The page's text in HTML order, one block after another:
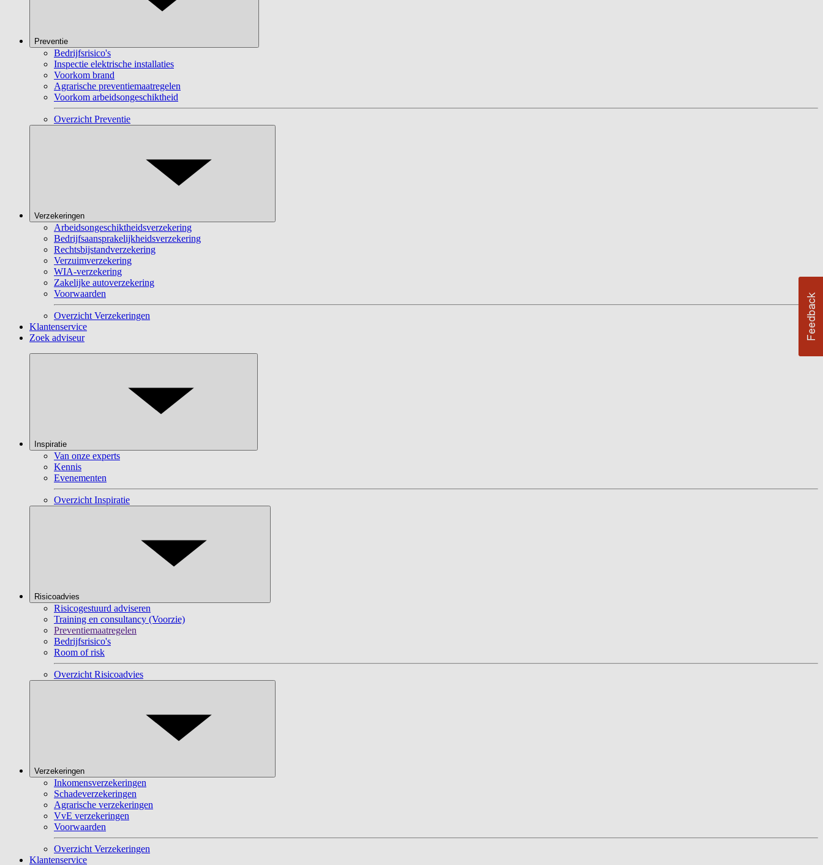
Preventie
Bedrijfsrisico's
Inspectie elektrische installaties
Voorkom brand
Agrarische preventiemaatregelen
Voorkom arbeidsongeschiktheid
Overzicht Preventie
Verzekeringen
Arbeidsongeschiktheidsverzekering
Bedrijfsaansprakelijkheidsverzekering
Rechtsbijstandverzekering
Verzuimverzekering
WIA-verzekering
Zakelijke autoverzekering
Voorwaarden
Overzicht Verzekeringen
Klantenservice
Zoek adviseur
Inspiratie
Van onze experts
Kennis
Evenementen
Overzicht Inspiratie
Risicoadvies
Risicogestuurd adviseren
Training en consultancy (Voorzie)
Preventiemaatregelen
Bedrijfsrisico's
Room of risk
Overzicht Risicoadvies
Verzekeringen
Inkomensverzekeringen
Schadeverzekeringen
Agrarische verzekeringen
VvE verzekeringen
Voorwaarden
Overzicht Verzekeringen
Klantenservice